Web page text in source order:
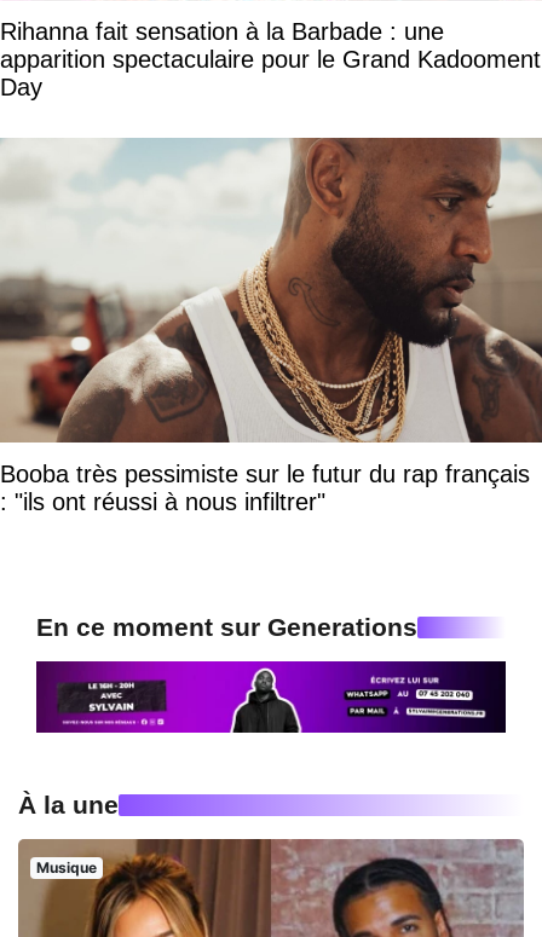
Rihanna fait sensation à la Barbade : une
apparition spectaculaire pour le Grand Kadooment
Day
Booba très pessimiste sur le futur du rap français
: "ils ont réussi à nous infiltrer"
En ce moment sur Generations
À la une
Musique